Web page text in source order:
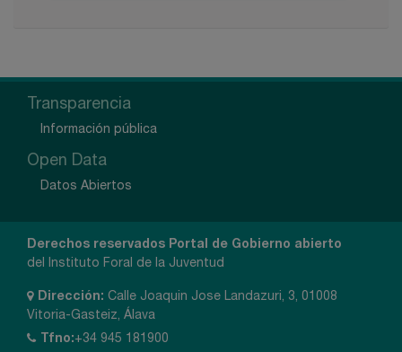
Transparencia
Información pública
Open Data
Datos Abiertos
Derechos reservados Portal de Gobierno abierto
del Instituto Foral de la Juventud
Dirección: Calle Joaquin Jose Landazuri, 3, 01008
Vitoria-Gasteiz, Álava
Tfno:+34 945 181900